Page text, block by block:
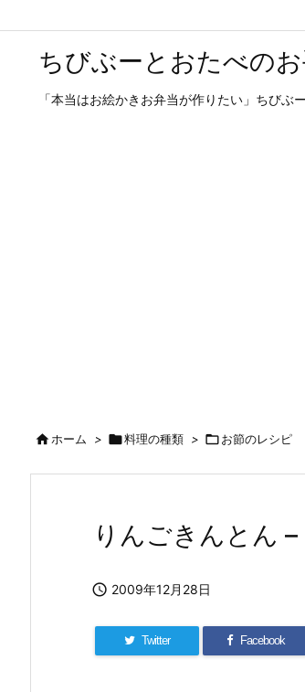
ちびぶーとおたべの
「本当はお絵かきお弁当が作りたい」ちび
ホーム > 料理の種類 > お節のレシピ
りんごきんとん
 2009年12月28日
Twitter Facebook